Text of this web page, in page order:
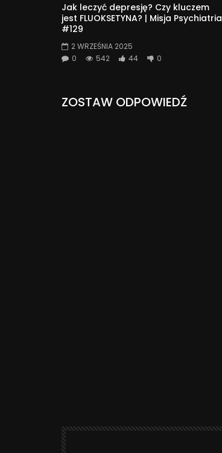
Jak leczyć depresję? Czy kluczem
jest FLUOKSETYNA? | Misja Psychiatria
#129
2 WRZEŚNIA 2025
0
542 44 0
ZOSTAW ODPOWIEDŹ